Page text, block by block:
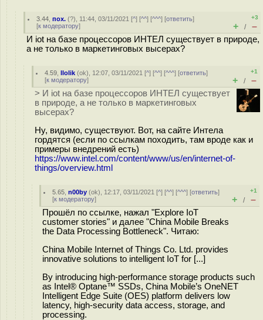
3.44 ,пох. (?), 11:44, 03/11/2021 [^] [^^] [^^^] [ответить]
[к модератору]
+3
+ / –
И iot на базе процессоров ИНТЕЛ существует в природе,
а не только в маркетинговых выcepaх?
4.59 ,llolik (ok), 12:07, 03/11/2021 [^] [^^] [^^^] [ответить]
[к модератору]
+1
+ / –
> И iot на базе процессоров ИНТЕЛ существует
в природе, а не только в маркетинговых
выcepaх?
Ну, видимо, существуют. Вот, на сайте Интела
гордятся (если по ссылкам походить, там вроде как и
примеры внедрений есть)
https://www.intel.com/content/www/us/en/internet-of-
things/overview.html
5.65 ,n00by (ok), 12:17, 03/11/2021 [^] [^^] [^^^] [ответить]
[к модератору]
+1
+ / –
Прошёл по ссылке, нажал "Explore IoT
customer stories" и далее "China Mobile Breaks
the Data Processing Bottleneck". Читаю:
China Mobile Internet of Things Co. Ltd. provides
innovative solutions to intelligent IoT for [...]
By introducing high-performance storage products such
as Intel® Optane™ SSDs, China Mobile’s OneNET
Intelligent Edge Suite (OES) platform delivers low
latency, high-security data access, storage, and
processing.